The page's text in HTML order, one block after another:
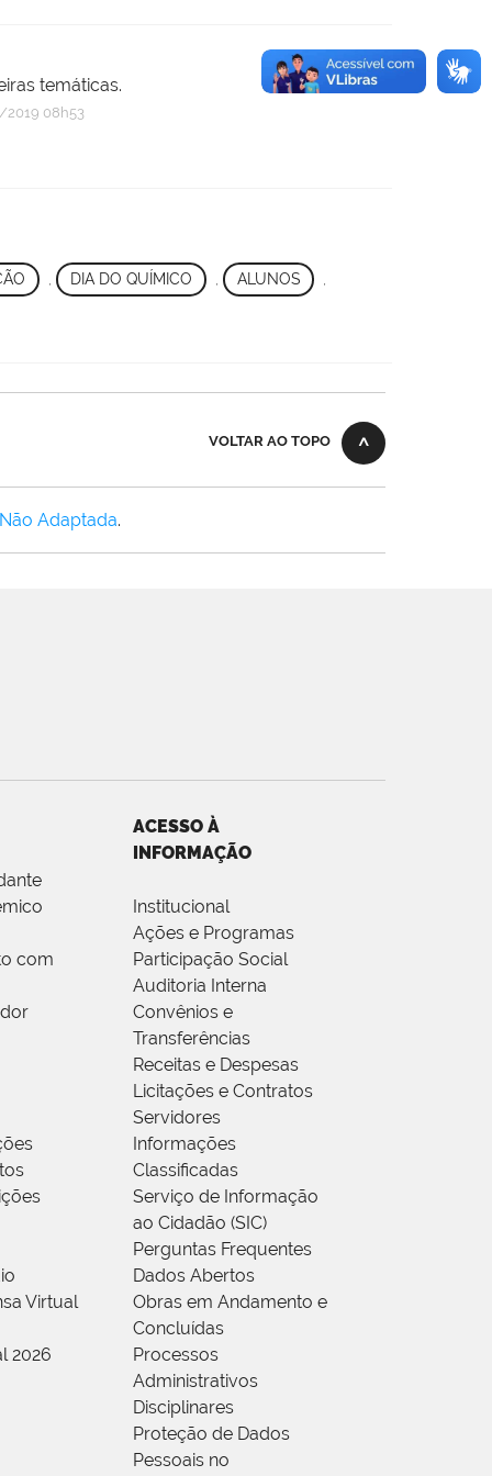
temáticas.
08h53
, DIA DO QUÍMICO , ALUNOS ,
VOLTAR AO TOPO
Adaptada.
com
Virtual
2026
ACESSO À
INFORMAÇÃO
Institucional
Ações e Programas
Participação Social
Auditoria Interna
Convênios e
Transferências
Receitas e Despesas
Licitações e Contratos
Servidores
Informações
Classificadas
Serviço de Informação
ao Cidadão (SIC)
Perguntas Frequentes
Dados Abertos
Obras em Andamento e
Concluídas
Processos
Administrativos
Disciplinares
Proteção de Dados
Pessoais no